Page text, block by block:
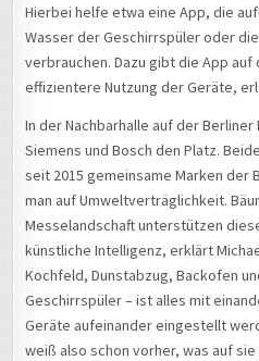
Hierbei helfe etwa eine App, die
Wasser der Geschirrspüler oder
verbrauchen. Dazu gibt die App
effizientere Nutzung der Geräte,
In der Nachbarhalle auf der
Siemens und Bosch den Platz.
seit 2015 gemeinsame Marken der
man auf Umweltverträglichkeit.
Messelandschaft unterstützen
künstliche Intelligenz, erklärt
Kochfeld, Dunstabzug, Backofen
Geschirrspüler – ist alles mit
Geräte aufeinander eingestellt
weiß also schon vorher, was auf